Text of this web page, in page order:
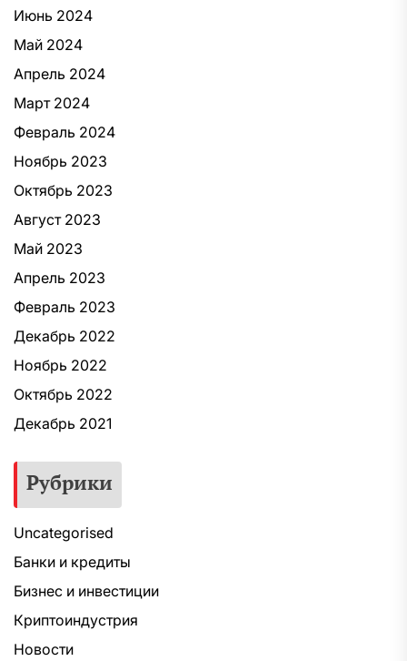
Июнь 2024
Май 2024
Апрель 2024
Март 2024
Февраль 2024
Ноябрь 2023
Октябрь 2023
Август 2023
Май 2023
Апрель 2023
Февраль 2023
Декабрь 2022
Ноябрь 2022
Октябрь 2022
Декабрь 2021
Рубрики
Uncategorised
Банки и кредиты
Бизнес и инвестиции
Криптоиндустрия
Новости